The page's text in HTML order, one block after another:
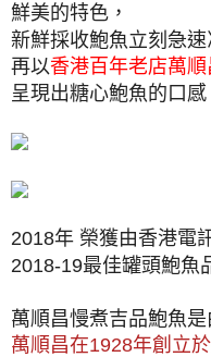
鮮美的特色，
新鮮採收鮑魚立刻急速
再以香港百年老店萬
呈現出糖心鮑魚的口
2018年 榮獲由香港電
2018-19最佳罐頭鮑魚
萬順昌慢煮吉品鮑魚
萬順昌在1928年創立